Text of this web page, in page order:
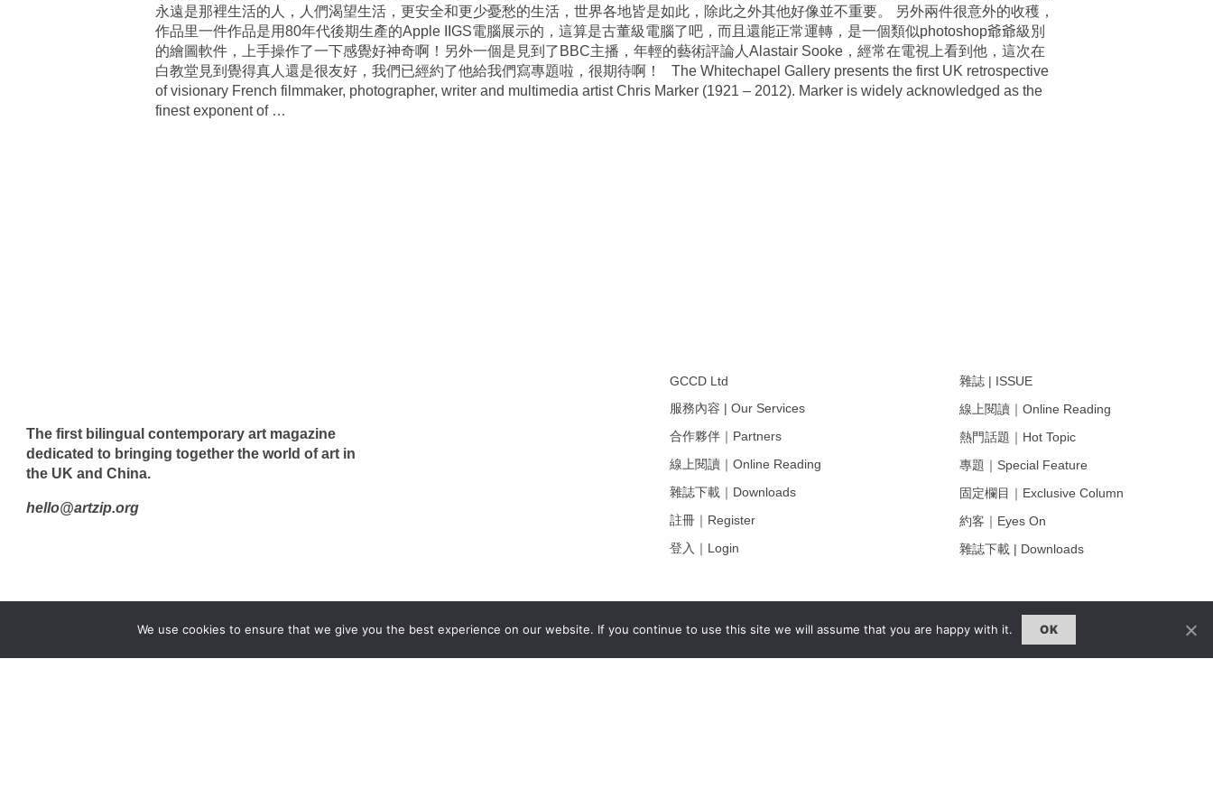
永遠是那裡生活的人，人們渴望生活，更安全和更少憂愁的生活，世界各地皆是如此，除此之外其他好像並不重要。 另外兩件很意外的收穫，
作品里一件作品是用80年代後期生產的Apple IIGS電腦展示的，這算是古董級電腦了吧，而且還能正常運轉，是一個類似photoshop爺爺級別
的繪圖軟件，上手操作了一下感覺好神奇啊！另外一個是見到了BBC主播，年輕的藝術評論人Alastair Sooke，經常在電視上看到他，這次在
白教堂見到覺得真人還是很友好，我們已經約了他給我們寫專題啦，很期待啊！ The Whitechapel Gallery presents the first UK retrospective
of visionary French filmmaker, photographer, writer and multimedia artist Chris Marker (1921 – 2012). Marker is widely acknowledged as the
finest exponent of …
We use cookies to ensure that we give you the best experience on our website. If you continue to use this site we will assume that you are happy with it. OK
The first bilingual contemporary art magazine
dedicated to bringing together the world of art in
the UK and China.
hello@artzip.org
GCCD Ltd
服務內容 | Our Services
合作夥伴｜Partners
線上閱讀｜Online Reading
雜誌下載｜Downloads
註冊｜Register
登入｜Login
雜誌 | ISSUE
線上閱讀｜Online Reading
熱門話題｜Hot Topic
專題｜Special Feature
固定欄目｜Exclusive Column
約客｜Eyes On
雜誌下載 | Downloads